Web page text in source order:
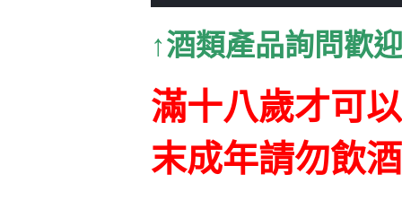
↑酒類產品詢問歡迎
滿十八歲才可
末成年請勿飲